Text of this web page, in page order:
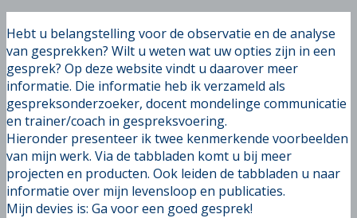
Hebt u belangstelling voor de observatie en de analyse
van gesprekken? Wilt u weten wat uw opties zijn in een
gesprek? Op deze website vindt u daarover meer
informatie. Die informatie heb ik verzameld als
gespreksonderzoeker, docent mondelinge communicatie
en trainer/coach in gespreksvoering.
Hieronder presenteer ik twee kenmerkende voorbeelden
van mijn werk. Via de tabbladen komt u bij meer
projecten en producten. Ook leiden de tabbladen u naar
informatie over mijn levensloop en publicaties.
Mijn devies is: Ga voor een goed gesprek!